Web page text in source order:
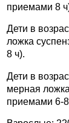
приемами 8
Дети в
ложка
8 ч).
Дети в
мерная
приемами 6-8